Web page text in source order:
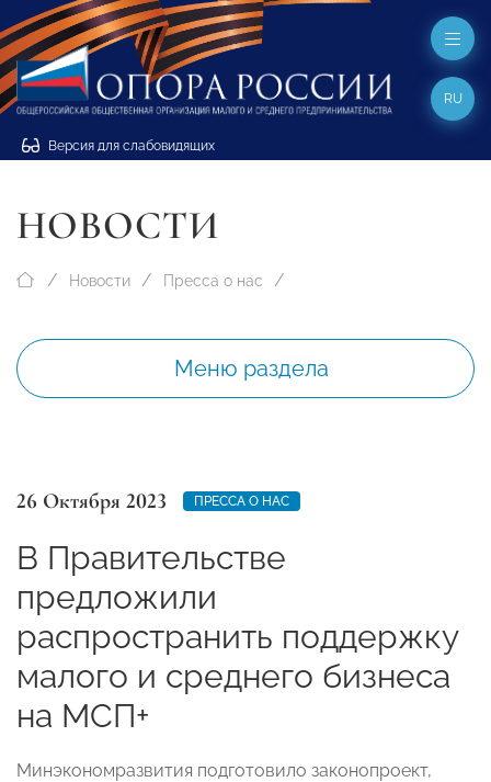
Версия для слабовидящих
RU
НОВОСТИ
Новости Пресса о нас
Меню раздела
26 Октября 2023 ПРЕССА О НАС
В Правительстве
предложили
распространить поддержку
малого и среднего бизнеса
на МСП+
Минэкономразвития подготовило законопроект,